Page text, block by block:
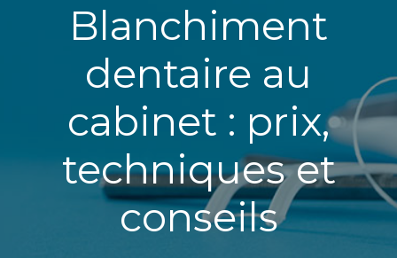
Blanchiment
dentaire au
cabinet : prix,
techniques et
conseils